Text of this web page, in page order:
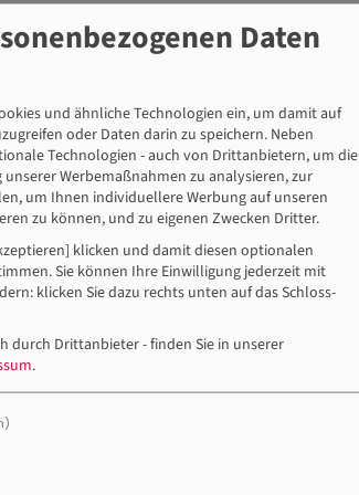
die Leistungs- und
Gesundheitsförderung und
als 4,6 Millionen Beschäftigten im
der Kollaps. Qualifiziertes
Einschnitte im
seiner Aufgaben nicht
um öffentliche Einnahmen
deutschen Staates ist binnen
gleichzeitig das Privatvermögen
der in den letzten
gemacht werden. Es fehlen
Verkehrswege. Statt von
Daten
und ähnliche Technologien ein, um damit auf
oder Daten darin zu speichern. Neben
Technologien - auch von Drittanbietern, um die
Werbemaßnahmen zu analysieren, zur
um Ihnen individuellere Werbung auf unseren
zu können, und zu eigenen Zwecken Dritter.
klicken und damit diesen optionalen
Sie können Ihre Einwilligung jederzeit mit
klicken Sie dazu rechts unten auf das Schloss-
durch Drittanbieter - finden Sie in unserer
.